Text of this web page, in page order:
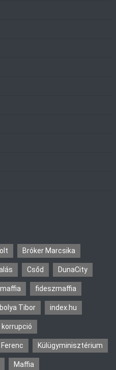
Bróker Marcsika
Csőd DunaCity
fideszmaffia
Ibolya Tibor index.hu
korrupció
Külügyminisztérium
Maffia